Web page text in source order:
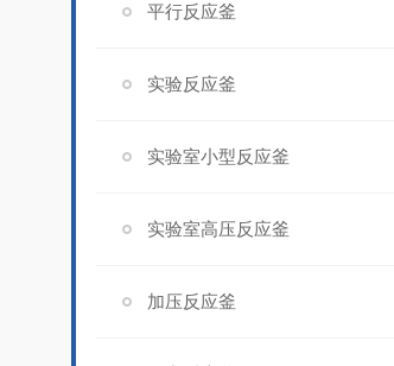
平行反应釜
实验反应釜
实验室小型反应釜
实验室高压反应釜
加压反应釜